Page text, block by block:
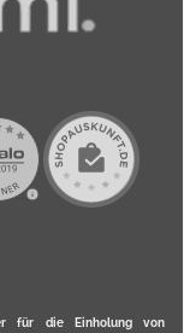
für die Einholung von